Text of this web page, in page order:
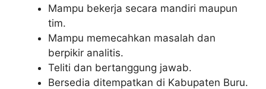
Mampu bekerja secara mandiri maupun
tim.
Mampu memecahkan masalah dan
berpikir analitis.
Teliti dan bertanggung jawab.
Bersedia ditempatkan di Kabupaten Buru.